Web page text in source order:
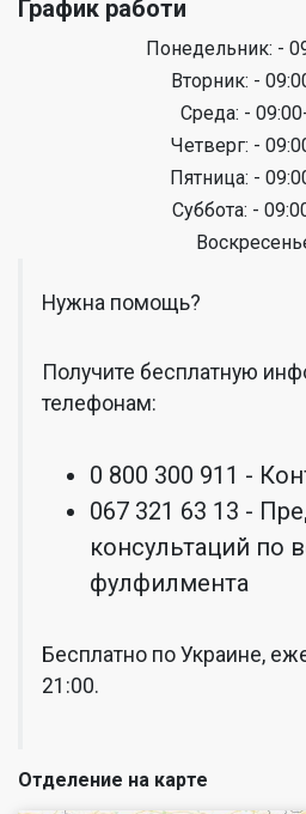
График работи
Понедельник: -
Вторник: -
Среда: -
Четверг: -
Пятница: -
Суббота: -
Нужна помощь?
Получите бесплатную
телефонам:
0 800 300 911 -
067 321 63 13 -
консультаций по
фулфилмента
Бесплатно по Украине,
21:00.
Отделение на карте